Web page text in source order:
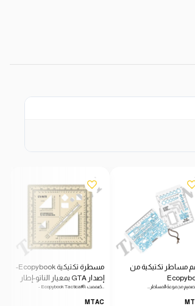
مساطر تكتيكية من
مجموعة المساطر…
مسطرة تكتيكية Ecopybook-
إصدار GTA بمعيار الناتو-إطار
أزرق
MTAC